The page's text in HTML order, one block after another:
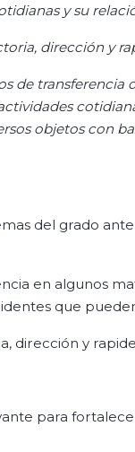
y su
dirección y
de
objetos con
del grado
en algunos
que
dirección y
para